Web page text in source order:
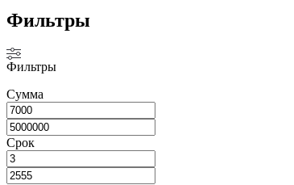
Фильтры
Фильтры
Сумма
Срок